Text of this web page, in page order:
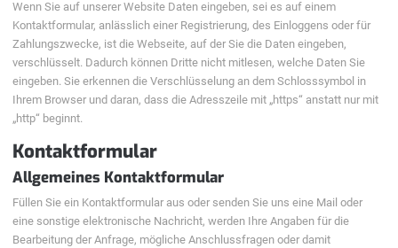
Wenn Sie auf unserer Website Daten eingeben, sei es auf einem
Kontaktformular, anlässlich einer Registrierung, des Einloggens oder für
Zahlungszwecke, ist die Webseite, auf der Sie die Daten eingeben,
verschlüsselt. Dadurch können Dritte nicht mitlesen, welche Daten Sie
eingeben. Sie erkennen die Verschlüsselung an dem Schlosssymbol in
Ihrem Browser und daran, dass die Adresszeile mit „https“ anstatt nur mit
„http“ beginnt.
Kontaktformular
Allgemeines Kontaktformular
Füllen Sie ein Kontaktformular aus oder senden Sie uns eine Mail oder
eine sonstige elektronische Nachricht, werden Ihre Angaben für die
Bearbeitung der Anfrage, mögliche Anschlussfragen oder damit